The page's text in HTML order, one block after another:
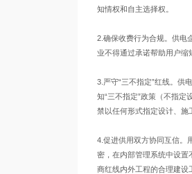
知情权和自主选择权。
2.确保收费行为合规。供电
业不得通过承诺帮助用户缩
3.严守“三不指定”红线。供
知“三不指定”政策（不指
禁以任何形式指定设计、施
4.促进供用双方协同互信。
密，在内部管理系统中设置
商红线内外工程的合理建设